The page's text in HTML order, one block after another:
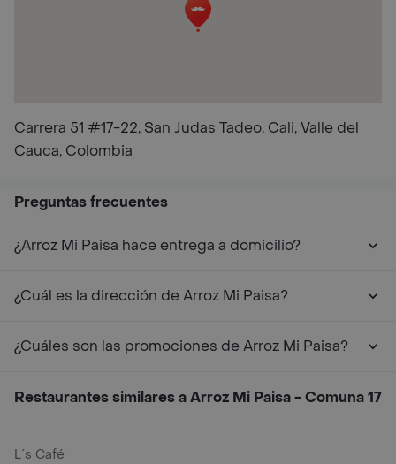
Carrera 51 #17-22, San Judas Tadeo, Cali, Valle del
Cauca, Colombia
Preguntas frecuentes
¿Arroz Mi Paisa hace entrega a domicilio?
¿Cuál es la dirección de Arroz Mi Paisa?
¿Cuáles son las promociones de Arroz Mi Paisa?
Restaurantes similares a Arroz Mi Paisa - Comuna 17
L´s Café